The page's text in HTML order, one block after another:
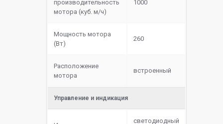
производительность
мотора (куб. м/ч)
1000
Мощность мотора
(Вт)
260
Расположение
мотора
встроенный
Управление и индикация
светодиодный